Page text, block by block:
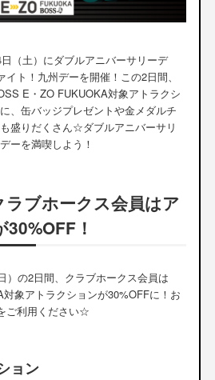
（土）にダブルアニバーサリーデ
ト！九州デーを開催！この2日間、
E・ZO FUKUOKA対象アトラクシ
、缶バッジプレゼントや金メダルチ
盛りだくさん☆ダブルアニバーサリ
ーを満喫しよう！
ラブホークス会員はア
！
）の2日間、クラブホークス会員は
象アトラクションが30%OFFに！お
ご利用ください☆
ョン